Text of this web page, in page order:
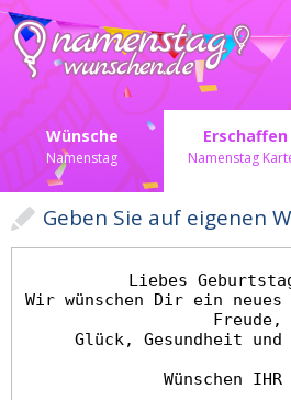
Wünsche
Namenstag
Erschaffen
Namenstag
Geben Sie auf eigenen